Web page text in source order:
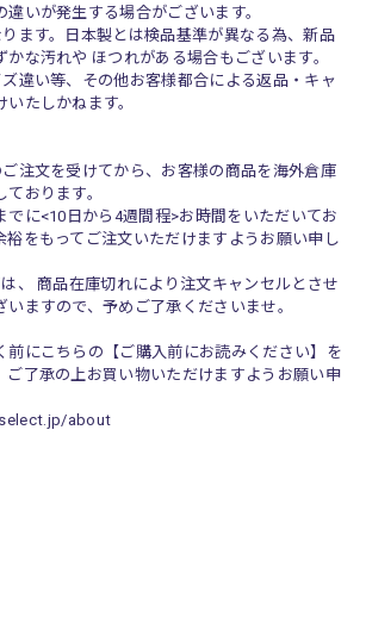
いが発生する場合がございます。
ます。日本製とは検品基準が異なる為、新品
な汚れや ほつれがある場合もございます。
違い等、その他お客様都合による返品・キャ
たしかねます。
注文を受けてから、お客様の商品を海外倉庫
おります。
でに<10日から4週間程>お時間をいただいてお
裕をもってご注文いただけますようお願い申し
、 商品在庫切れにより注文キャンセルとさせ
ますので、予めご了承くださいませ。
にこちらの【ご購入前にお読みください】を
ご了承の上お買い物いただけますようお願い申
about